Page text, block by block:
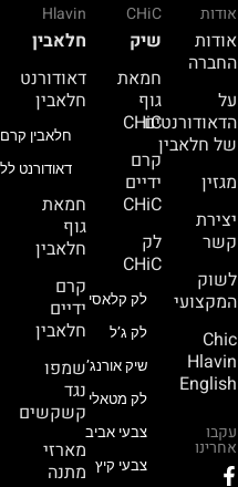
אודות
אודות
החברה
על
הדאודורנטים
של חלאבין
מגזין
יצירת
קשר
לשוק
המקצועי
Chic
Hlavin
English
עקבו
אחרינו
CHiC
שיק
חמאת
גוף
CHiC
קרם
ידיים
CHiC
לק
CHiC
לק קלאסי
לק ג’ל
שיק אורנג’
לק מטאלי
צבעי אביב
צבעי קיץ
Hlavin
חלאבין
דאודורנט
חלאבין
חלאבין
דאודורנט
חמאת
גוף
חלאבין
קרם
ידיים
חלאבין
שמפו
נגד
קשקשים
מארזי
מתנה